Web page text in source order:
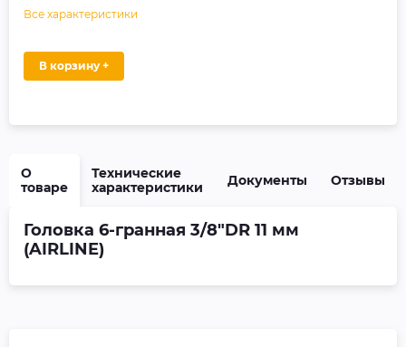
Все характеристики
В корзину +
О
товаре
Технические
характеристики
Документы Отзывы
Головка 6-гранная 3/8"DR 11 мм
(AIRLINE)